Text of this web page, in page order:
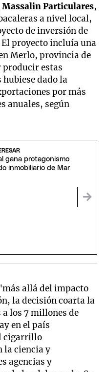
Massalin Particulares,
a nivel local,
de inversión de
El proyecto incluía una
Merlo, provincia de
producir estas
dado la
por más
anuales, según
gana protagonismo
inmobiliario de Mar
allá del impacto
la decisión coarta la
los 7 millones de
en el país
cigarrillo
la ciencia y
agencias y